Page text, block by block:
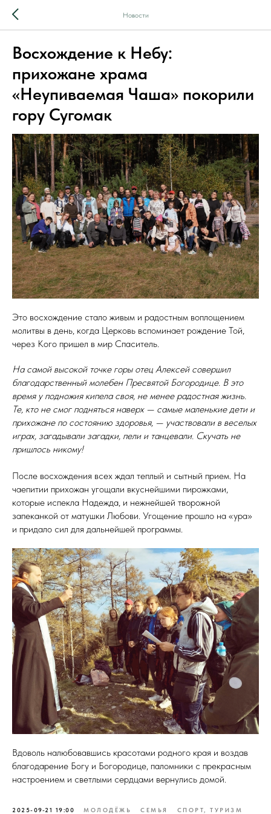
Новости
Восхождение к Небу:
прихожане храма
«Неупиваемая Чаша» покорили
гору Сугомак
Это восхождение стало живым и радостным воплощением
молитвы в день, когда Церковь вспоминает рождение Той,
через Кого пришел в мир Спаситель.
На самой высокой точке горы отец Алексей совершил
благодарственный молебен Пресвятой Богородице. В это
время у подножия кипела своя, не менее радостная жизнь.
Те, кто не смог подняться наверх — самые маленькие дети и
прихожане по состоянию здоровья, — участвовали в веселых
играх, загадывали загадки, пели и танцевали. Скучать не
пришлось никому!
После восхождения всех ждал теплый и сытный прием. На
чаепитии прихожан угощали вкуснейшими пирожками,
которые испекла Надежда, и нежнейшей творожной
запеканкой от матушки Любови. Угощение прошло на «ура»
и придало сил для дальнейшей программы.
Вдоволь налюбовавшись красотами родного края и воздав
благодарение Богу и Богородице, паломники с прекрасным
настроением и светлыми сердцами вернулись домой.
2025-09-21 19:00 МОЛОДЁЖЬ СЕМЬЯ СПОРТ, ТУРИЗМ